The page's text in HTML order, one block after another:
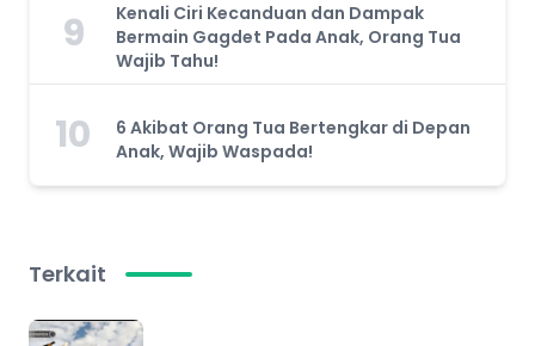
9
Kenali Ciri Kecanduan dan Dampak
Bermain Gagdet Pada Anak, Orang Tua
Wajib Tahu!
10
6 Akibat Orang Tua Bertengkar di Depan
Anak, Wajib Waspada!
Terkait